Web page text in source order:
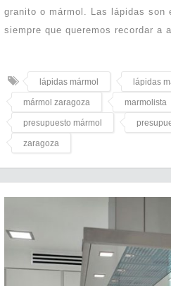
granito o mármol. Las lápidas son
siempre que queremos recordar a
lápidas mármol lápidas
mármol zaragoza marmolista
presupuesto mármol
zaragoza